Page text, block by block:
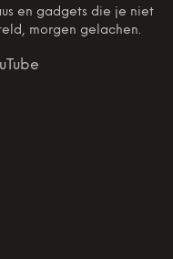
en gadgets die je niet
morgen gelachen.